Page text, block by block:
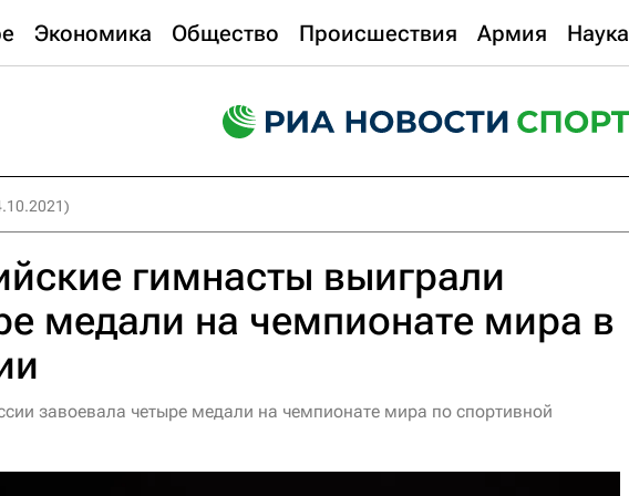
Экономика Общество Происшествия Армия Наука
гимнасты выиграли
медали на чемпионате мира в
завоевала четыре медали на чемпионате мира по спортивной